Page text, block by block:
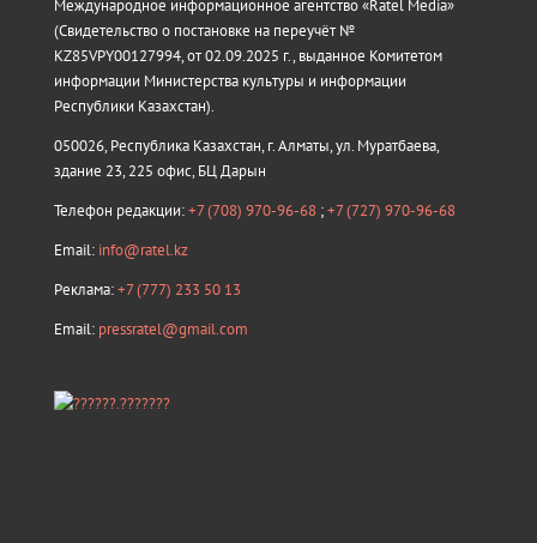
Международное информационное агентство «Ratel Media»
(Свидетельство о постановке на переучёт №
KZ85VPY00127994, от 02.09.2025 г., выданное Комитетом
информации Министерства культуры и информации
Республики Казахстан).
050026, Республика Казахстан, г. Алматы, ул. Муратбаева,
здание 23, 225 офис, БЦ Дарын
Телефон редакции:+7 (708) 970-96-68 ;+7 (727) 970-96-68
Email: info@ratel.kz
Реклама:+7 (777) 233 50 13
Email: pressratel@gmail.com